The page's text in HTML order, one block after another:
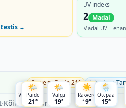
→
UV indeks
2 Madal
Madal UV –
Soojeim Paide 21° Jahedaim
🌦
Tartu
15°
🌦
Viljandi
16°
☀️
Rakvere
19°
🌤
Paide
21°
🌤
Valga
19°
🌦
Otepää
15°
·Kõik ilmakaardid→